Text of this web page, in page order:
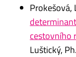
Prokešová,
cestovního
Luštický,